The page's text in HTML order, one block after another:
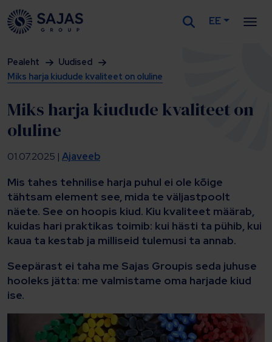
Siirry sisältöön
EE
Pealeht
Uudised
Miks harja kiudude kvaliteet on oluline
Miks harja kiudude kvaliteet on
oluline
01.07.2025 | Ajaveeb
Mis tahes tehnilise harja puhul ei ole kõige
tähtsam element see, mida te väljastpoolt
näete. See on hoopis kiud. Kiu kvaliteet määrab,
kuidas hari praktikas toimib: kui hästi ta pühib, kui
kaua ta kestab ja milliseid tulemusi ta annab.
Seepärast ei taha me Sajas Groupis seda juhuse
hooleks jätta: me valmistame oma harjade kiud
ise.